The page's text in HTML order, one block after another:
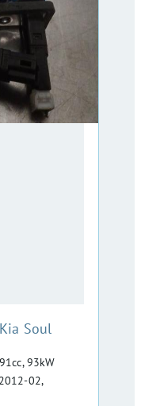
:Kia Soul
93kW
02,